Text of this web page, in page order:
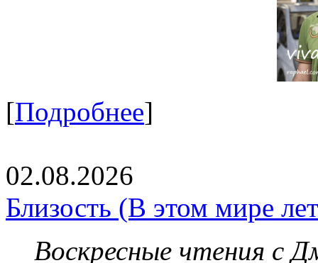
[Подробнее]
02.08.2026
Близость (В этом мире
Воскресные чтения с